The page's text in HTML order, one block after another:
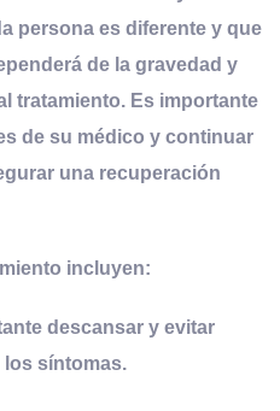
persona es diferente y que
de la gravedad y
tratamiento. Es importante
de su médico y continuar
una recuperación
incluyen:
descansar y evitar
los síntomas.